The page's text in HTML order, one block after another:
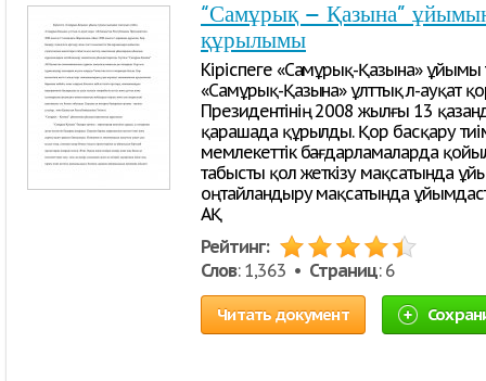
“Самұрық – Қазына”
құрылымы
Кіріспеге «Самұрық-Қазына» ұйымы
«Самұрық-Қазына» ұлттық әл-ауқат
Президентінің 2008 жылғы 13
қарашада құрылды. Қор басқару
мемлекеттік бағдарламаларда
табысты қол жеткізу мақсатында
оңтайландыру мақсатында
АҚ
Рейтинг:
Слов: 1,363 • Страниц: 6
Читать документ